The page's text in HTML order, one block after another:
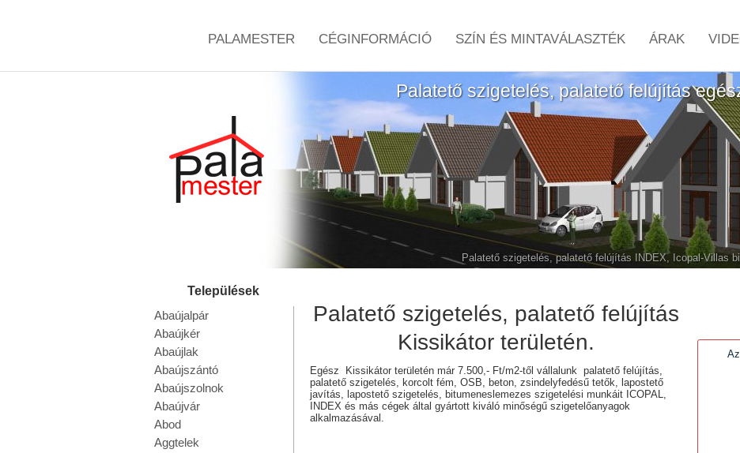
PALAMESTER CÉGINFORMÁCIÓ SZÍN ÉS MINTAVÁLASZTÉK ÁRAK
Palatető szigetelés, palatető felújítás
Palatető szigetelés, palatető felújítás INDEX, Icopal-Villas
Abaújalpár
Abaújkér
Abaújlak
Abaújszántó
Abaújszolnok
Abaújvár
Abod
Aggtelek
Palatető szigetelés, palatető felújítás
Kissikátor területén.
Egész Kissikátor területén már 7.500,- Ft/m2-től vállalunk palatető felújítás,
palatető szigetelés, korcolt fém, OSB, beton, zsindelyfedésű tetők, lapostető
javítás, lapostető szigetelés, bitumeneslemezes szigetelési munkáit ICOPAL,
INDEX és más cégek által gyártott kiváló minőségű szigetelőanyagok
alkalmazásával.